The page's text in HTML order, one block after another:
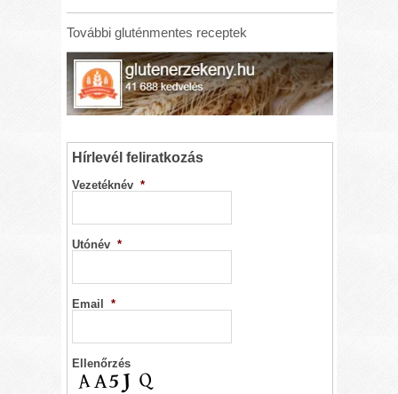
További gluténmentes receptek
Hírlevél feliratkozás
Vezetéknév *
Utónév *
Email *
Ellenőrzés